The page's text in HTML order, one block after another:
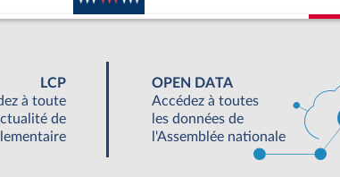
LCP
à toute
de
OPEN DATA
Accédez à toutes
les données de
l'Assemblée nationale